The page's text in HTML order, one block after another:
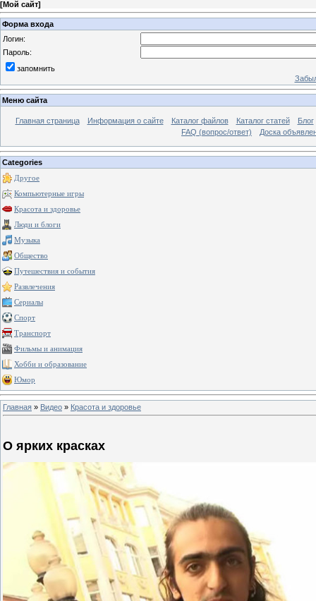
[Мой сайт]
Форма входа
Логин:
Пароль:
запомнить
Меню сайта
Главная страница Информация о сайте Каталог файлов Каталог статей
Блог
FAQ (вопрос/ответ)
Доска
Categories
Другое
Компьютерные игры
Красота и здоровье
Люди и блоги
Музыка
Общество
Путешествия и события
Развлечения
Сериалы
Спорт
Транспорт
Фильмы и анимация
Хобби и образование
Юмор
Главная » Видео » Красота и здоровье
О ярких красках